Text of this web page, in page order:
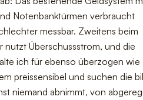
Notenbanktürmen verbraucht
messbar. Zweitens beim
Überschussstrom, und die
ich für ebenso überzogen wie
preissensibel und suchen die
niemand abnimmt, von